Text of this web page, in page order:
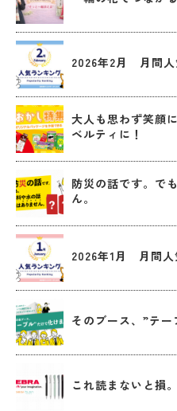
2026年2月 月間人
大人も思わず笑顔
ベルティに！
防災の話です。で
ん。
2026年1月 月間人
そのブース、”テー
これ読まないと損